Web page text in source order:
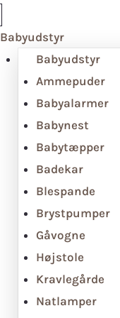
Babyudstyr
Babyudstyr
Ammepuder
Babyalarmer
Babynest
Babytæpper
Badekar
Blespande
Brystpumper
Gåvogne
Højstole
Kravlegårde
Natlamper